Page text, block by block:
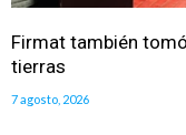
Firmat también
tierras
7 agosto, 2026